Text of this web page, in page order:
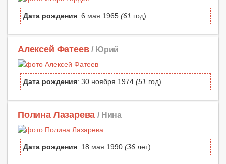
Дата рождения: 6 мая 1965 (61 год)
Алексей Фатеев / Юрий
Дата рождения: 30 ноября 1974 (51 год)
Полина Лазарева / Нина
Дата рождения: 18 мая 1990 (36 лет)